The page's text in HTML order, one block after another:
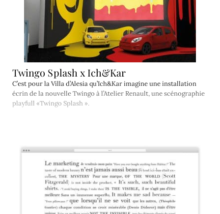
Twingo Splash x Ich&Kar
C’est pour la Villa d’Alesia qu’Ich&Kar imagine une installation
écrin de la nouvelle Twingo à l’Atelier Renault, une scénographie
playfull «Twingo Splash ».